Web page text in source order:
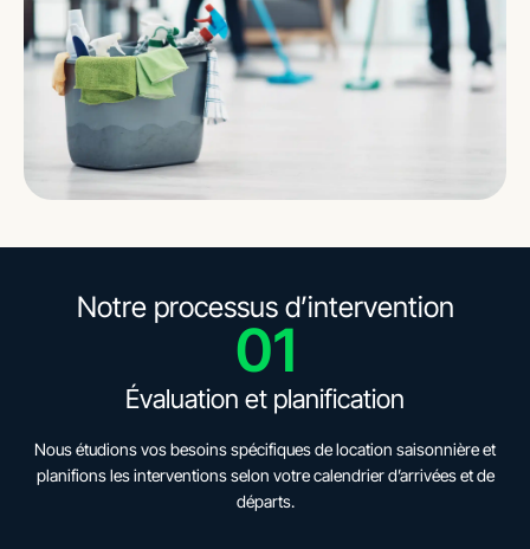
Notre processus d’intervention
01
Évaluation et planification
Nous étudions vos besoins spécifiques de location saisonnière et
planifions les interventions selon votre calendrier d’arrivées et de
départs.